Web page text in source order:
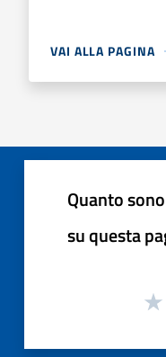
VAI ALLA PAGINA
Quanto
su questa